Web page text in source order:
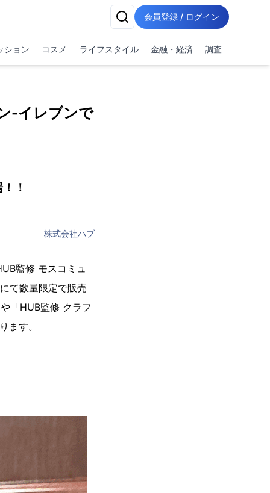
会員登録 / ログイン
ション コスメ ライフスタイル 金融・経済 調査
-イレブンで
！
株式会社ハブ
監修 モスコミュ
て数量限定で販売
「HUB監修 クラフ
ます。